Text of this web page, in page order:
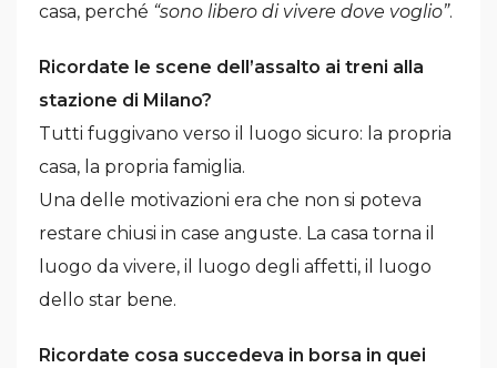
casa, perché “sono libero di vivere dove voglio”.
Ricordate le scene dell’assalto ai treni alla
stazione di Milano?
Tutti fuggivano verso il luogo sicuro: la propria
casa, la propria famiglia.
Una delle motivazioni era che non si poteva
restare chiusi in case anguste. La casa torna il
luogo da vivere, il luogo degli affetti, il luogo
dello star bene.
Ricordate cosa succedeva in borsa in quei